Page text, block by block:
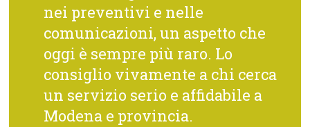
nei preventivi e nelle
comunicazioni, un aspetto che
oggi è sempre più raro. Lo
consiglio vivamente a chi cerca
un servizio serio e affidabile a
Modena e provincia.